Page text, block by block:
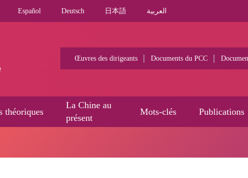
Español Deutsch 日本語 العربية
Œuvres des dirigeants Documents du PCC
théoriques
La Chine au
présent
Mots-clés Publications